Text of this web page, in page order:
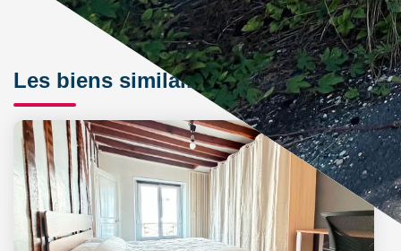
Les biens similaires